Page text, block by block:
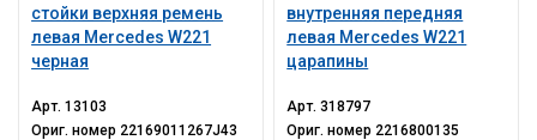
стойки верхняя ремень
левая Mercedes W221
черная
Арт.13103
Ориг. номер 22169011267J43
внутренняя передняя
левая Mercedes W221
царапины
Арт.318797
Ориг. номер 2216800135